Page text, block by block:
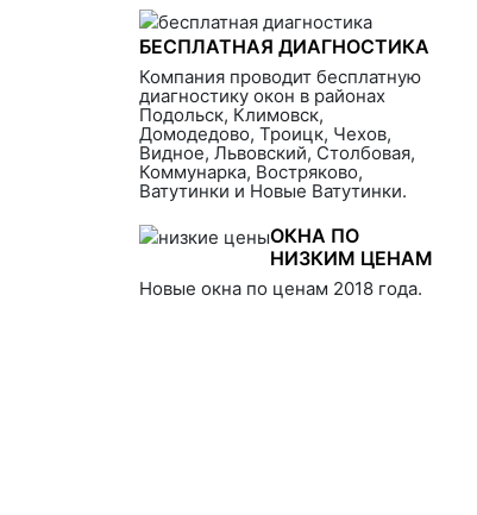
БЕСПЛАТНАЯ ДИАГНОСТИКА
Компания проводит бесплатную
диагностику окон в районах
Подольск, Климовск,
Домодедово, Троицк, Чехов,
Видное, Львовский, Столбовая,
Коммунарка, Востряково,
Ватутинки и Новые Ватутинки.
ОКНА ПО
НИЗКИМ ЦЕНАМ
Новые окна по ценам 2018 года.